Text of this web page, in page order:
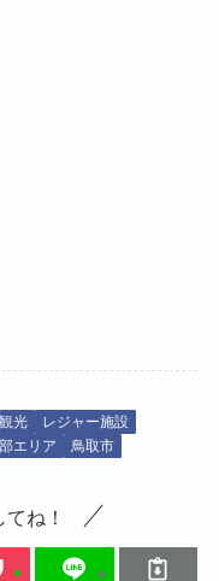
光
レジャー施設
エリア 鳥取市
ね！